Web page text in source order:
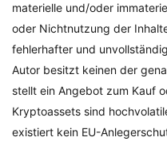
materielle und/oder
oder Nichtnutzung der
fehlerhafter und
Autor besitzt keinen der
stellt ein Angebot zum Kauf
Kryptoassets sind
existiert kein EU-